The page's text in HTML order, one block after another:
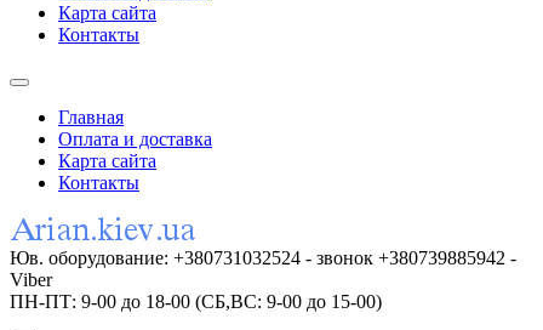
Карта сайта
Контакты
Главная
Оплата и доставка
Карта сайта
Контакты
Юв. оборудование: +380731032524 - звонок +380739885942 -
Viber
ПН-ПТ: 9-00 до 18-00 (СБ,ВС: 9-00 до 15-00)